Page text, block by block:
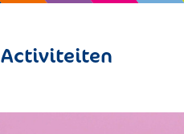
Activiteiten